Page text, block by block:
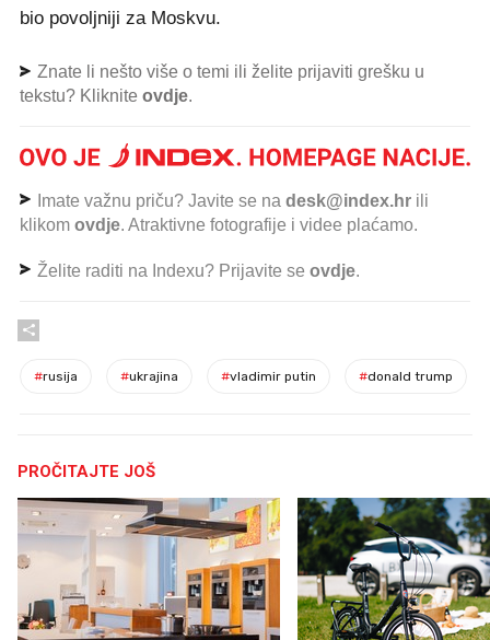
bio povoljniji za Moskvu.
Znate li nešto više o temi ili želite prijaviti grešku u
tekstu? Kliknite ovdje.
Imate važnu priču? Javite se na desk@index.hr ili
klikom ovdje. Atraktivne fotografije i videe plaćamo.
Želite raditi na Indexu? Prijavite se ovdje.
#rusija #ukrajina #vladimir putin #donald trump
PROČITAJTE JOŠ